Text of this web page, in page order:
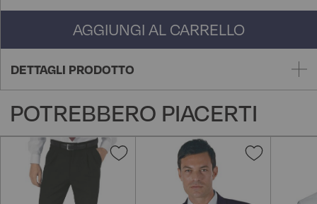
AGGIUNGI AL CARRELLO
DETTAGLI PRODOTTO
POTREBBERO PIACERTI
Aggiungi
Aggiungi